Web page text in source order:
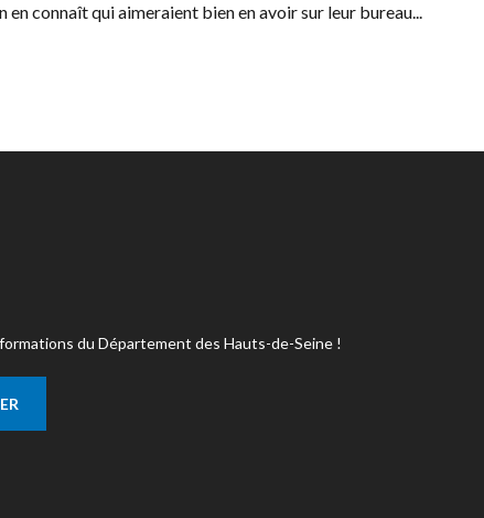
connaît qui aimeraient bien en avoir sur leur bureau...
du Département des Hauts-de-Seine !